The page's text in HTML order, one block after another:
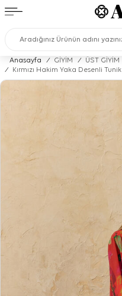
Anasayfa / GİYİM / ÜST GİYİM
/
Kırmızı Hakim Yaka Desenli Tunik